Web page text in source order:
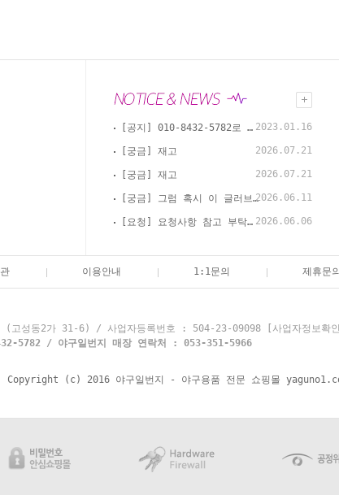
[공지] 010-8432-5782로 카톡, 문자, 전화로 문의 부탁드립니다. 2023.01.16
[궁금] 재고 2026.07.21
[궁금] 재고 2026.07.21
[궁금] 그럼 혹시 이 글러브 경식으로 써도 괜찮을까요?2026.06.11
[요청] 요청사항 참고 부탁드립니다 2026.06.06
이용안내 1:1문의 제휴문의
고성동2가 31-6) / 사업자등록번호 : 504-23-09098
[사업자정보확
5782 / 야구일번지 매장 연락처 : 053-351-5966
(c) 2016 야구일번지 - 야구용품 전문 쇼핑몰